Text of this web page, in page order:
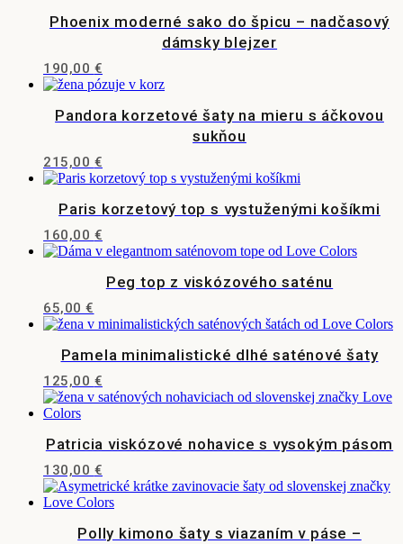
stránke
viacero
si
môžete
na
Phoenix moderné sako do špicu – nadčasový
dámsky blejzer
190,00 €
Tento
má
Možnosti
si
vybrať
na
stránke
produktu.
Pandora korzetové šaty na mieru s áčkovou
sukňou
215,00 €
Tento
variantov.
Možnosti
vybrať
na
produktu.
Paris korzetový top s vystuženými košíkmi
160,00 €
Tento
variantov.
Možnosti
môžete
vybrať
na
stránke
Peg top z viskózového saténu
65,00 €
Tento
variantov.
Možnosti
si
môžete
vybrať
na
stránke
produktu.
Pamela minimalistické dlhé saténové šaty
125,00 €
Tento
produkt
viacero
Možnosti
si
môžete
vybrať
Patricia viskózové nohavice s vysokým pásom
130,00 €
Tento
produkt
viaceroPolly kimono šaty s viazaním v páse –